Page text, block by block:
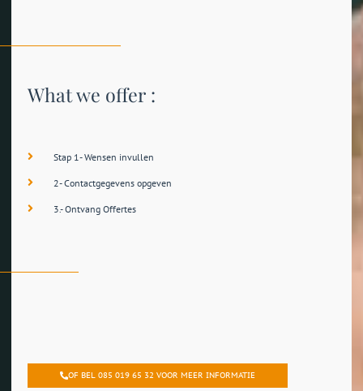
What we offer :
Stap 1- Wensen invullen
2- Contactgegevens opgeven
3.- Ontvang Offertes
OF BEL 085 019 65 32 VOOR MEER INFORMATIE